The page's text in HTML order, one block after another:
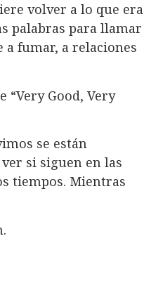
volver a lo que era
palabras para llamar
a fumar, a relaciones
“Very Good, Very
se están
si siguen en las
tiempos. Mientras